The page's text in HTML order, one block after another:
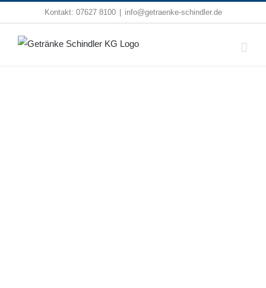
springen
Kontakt: 07627 8100 info@getraenke-schindler.de